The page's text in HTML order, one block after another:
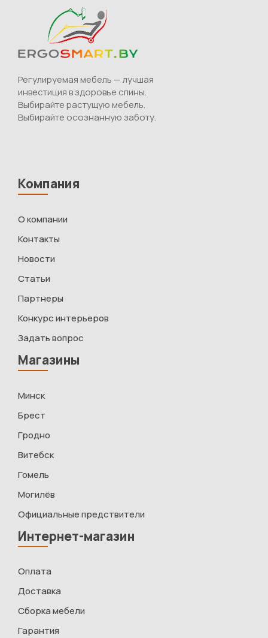
Регулируемая мебель — лучшая
инвестиция в здоровье спины.
Выбирайте растущую мебель.
Выбирайте осознанную заботу.
Компания
О компании
Контакты
Новости
Статьи
Партнеры
Конкурс интерьеров
Задать вопрос
Магазины
Минск
Брест
Гродно
Витебск
Гомель
Могилёв
Официальные предствители
Интернет-магазин
Оплата
Доставка
Сборка мебели
Гарантия